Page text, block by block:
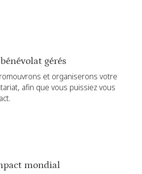
gérés
et organiserons votre
afin que vous puissiez vous
mondial